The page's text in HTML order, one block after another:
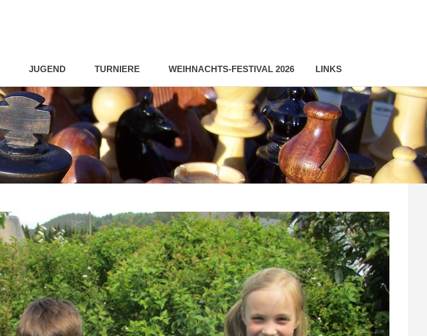
JUGEND TURNIERE WEIHNACHTS-FESTIVAL 2026 LINKS